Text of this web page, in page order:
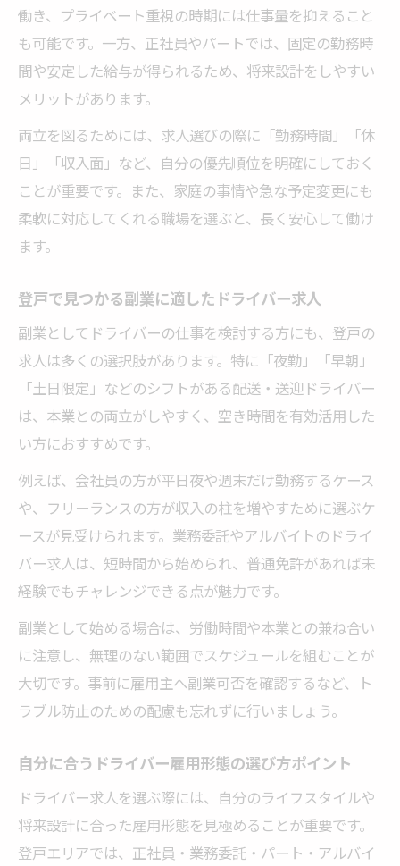
働き、プライベート重視の時期には仕事量を抑えること
も可能です。一方、正社員やパートでは、固定の勤務時
間や安定した給与が得られるため、将来設計をしやすい
メリットがあります。
両立を図るためには、求人選びの際に「勤務時間」「休
日」「収入面」など、自分の優先順位を明確にしておく
ことが重要です。また、家庭の事情や急な予定変更にも
柔軟に対応してくれる職場を選ぶと、長く安心して働け
ます。
登戸で見つかる副業に適したドライバー求人
副業としてドライバーの仕事を検討する方にも、登戸の
求人は多くの選択肢があります。特に「夜勤」「早朝」
「土日限定」などのシフトがある配送・送迎ドライバー
は、本業との両立がしやすく、空き時間を有効活用した
い方におすすめです。
例えば、会社員の方が平日夜や週末だけ勤務するケース
や、フリーランスの方が収入の柱を増やすために選ぶケ
ースが見受けられます。業務委託やアルバイトのドライ
バー求人は、短時間から始められ、普通免許があれば未
経験でもチャレンジできる点が魅力です。
副業として始める場合は、労働時間や本業との兼ね合い
に注意し、無理のない範囲でスケジュールを組むことが
大切です。事前に雇用主へ副業可否を確認するなど、ト
ラブル防止のための配慮も忘れずに行いましょう。
自分に合うドライバー雇用形態の選び方ポイント
ドライバー求人を選ぶ際には、自分のライフスタイルや
将来設計に合った雇用形態を見極めることが重要です。
登戸エリアでは、正社員・業務委託・パート・アルバイ